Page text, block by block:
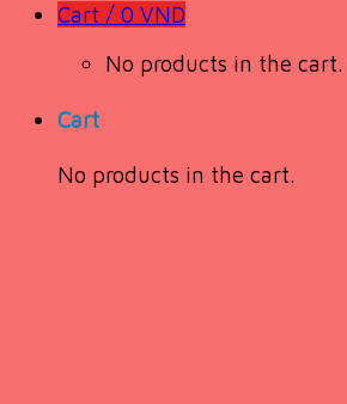
Cart / 0 VND
No products in the cart.
Cart
No products in the cart.